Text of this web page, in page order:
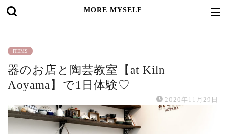
MORE MYSELF
ITEMS
器のお店と陶芸教室【at Kiln
Aoyama】で1日体験♡
2020年11月29日